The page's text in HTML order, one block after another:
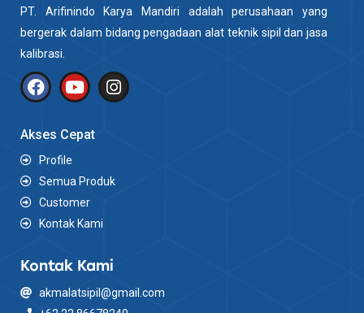
PT. Arifinindo Karya Mandiri adalah perusahaan yang
bergerak dalam bidang pengadaan alat teknik sipil dan jasa
kalibrasi.
Akses Cepat
Profile
Semua Produk
Customer
Kontak Kami
Kontak Kami
akmalatsipil@gmail.com